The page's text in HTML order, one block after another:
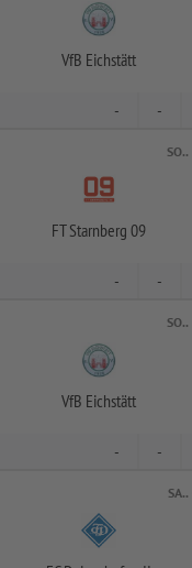
VfB Eichstätt
- -
SO..
FT Starnberg 09
- -
SO..
VfB Eichstätt
- -
SA..